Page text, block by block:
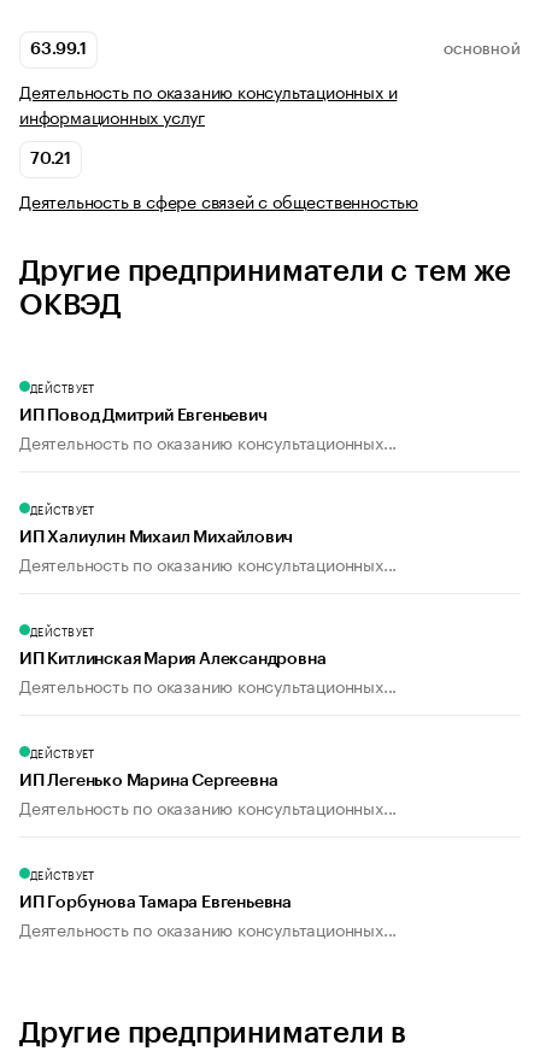
63.99.1 ОСНОВНОЙ
Деятельность по оказанию консультационных и
информационных услуг
70.21
Деятельность в сфере связей с общественностью
Другие предприниматели с тем же
ОКВЭД
ДЕЙСТВУЕТ
ИП Повод Дмитрий Евгеньевич
Деятельность по оказанию консультационных...
ДЕЙСТВУЕТ
ИП Халиулин Михаил Михайлович
Деятельность по оказанию консультационных...
ДЕЙСТВУЕТ
ИП Китлинская Мария Александровна
Деятельность по оказанию консультационных...
ДЕЙСТВУЕТ
ИП Легенько Марина Сергеевна
Деятельность по оказанию консультационных...
ДЕЙСТВУЕТ
ИП Горбунова Тамара Евгеньевна
Деятельность по оказанию консультационных...
Другие предприниматели в